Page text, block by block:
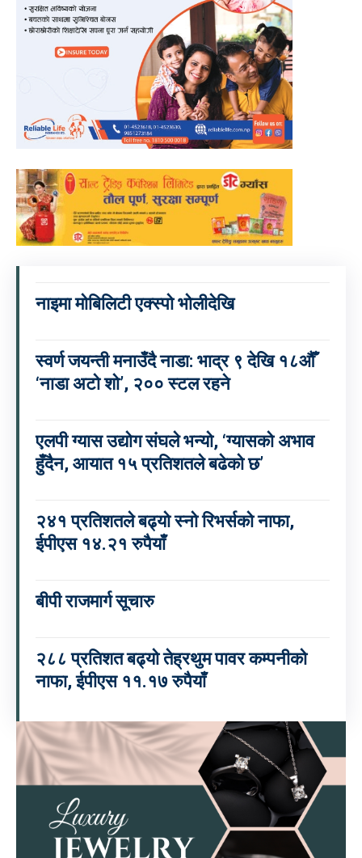
नाइमा मोबिलिटी एक्स्पो भोलीदेखि
स्वर्ण जयन्ती मनाउँदै नाडा: भाद्र ९ देखि १८औँ
‘नाडा अटो शो’, २०० स्टल रहने
एलपी ग्यास उद्योग संघले भन्यो, ‘ग्यासको अभाव
हुँदैन, आयात १५ प्रतिशतले बढेको छ’
२४१ प्रतिशतले बढ्यो स्नो रिभर्सको नाफा,
ईपीएस १४.२१ रुपैयाँ
बीपी राजमार्ग सूचारु
२८८ प्रतिशत बढ्यो तेह्रथुम पावर कम्पनीको
नाफा, ईपीएस ११.१७ रुपैयाँ